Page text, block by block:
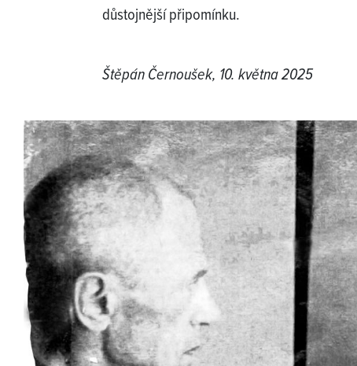
důstojnější připomínku.
Štěpán Černoušek, 10. května 2025